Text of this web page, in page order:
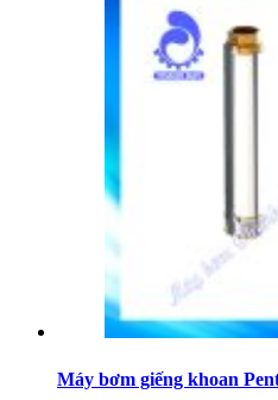
Máy bơm giếng khoan